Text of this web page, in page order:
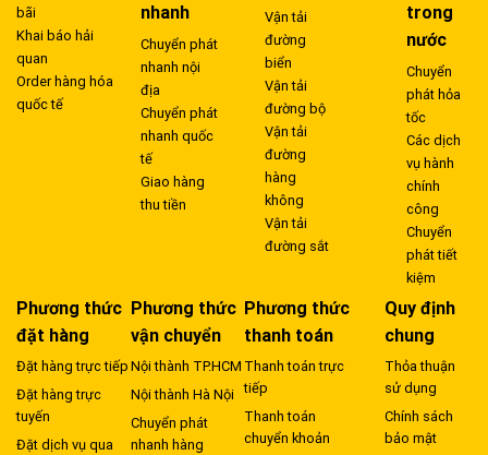
bãi
Khai báo hải
quan
Order hàng hóa
quốc tế
nhanh
Chuyển phát
nhanh nội
địa
Chuyển phát
nhanh quốc
tế
Giao hàng
thu tiền
Vận tải
đường
biển
Vận tải
đường bộ
Vận tải
đường
hàng
không
Vận tải
đường sắt
trong
nước
Chuyển
phát hỏa
tốc
Các dịch
vụ hành
chính
công
Chuyển
phát tiết
kiệm
Phương thức
đặt hàng
Đặt hàng trực tiếp
Đặt hàng trực
tuyến
Đặt dịch vụ qua
Phương thức
vận chuyển
Nội thành TP.HCM
Nội thành Hà Nội
Chuyển phát
nhanh hàng
Phương thức
thanh toán
Thanh toán trực
tiếp
Thanh toán
chuyển khoản
Quy định
chung
Thỏa thuận
sử dụng
Chính sách
bảo mật